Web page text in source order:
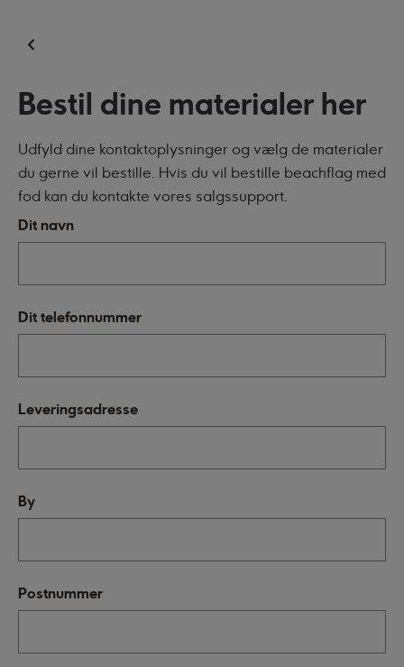
Bestil dine materialer her
Udfyld dine kontaktoplysninger og vælg de materialer
du gerne vil bestille. Hvis du vil bestille beachflag med
fod kan du kontakte vores salgssupport.
Dit navn
Dit telefonnummer
Leveringsadresse
By
Postnummer